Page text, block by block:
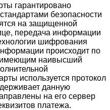
гарантировано
безопасности
на защищенной
передача информации
шифрования
происходит по
имеющим наивысший
используется протокол
данную
на его сервер
платежа.